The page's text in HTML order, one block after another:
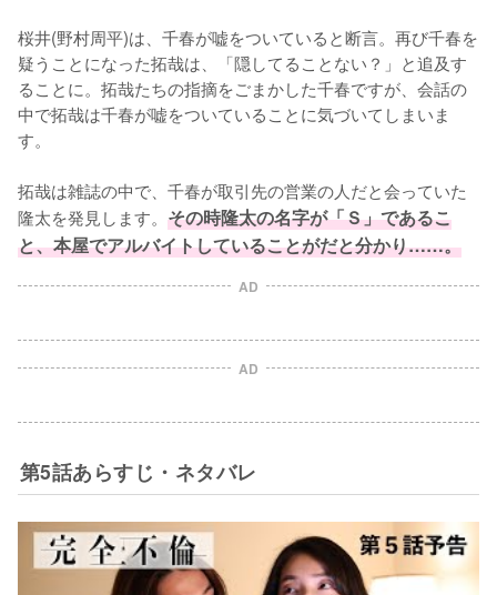
桜井(野村周平)は、千春が嘘をついていると断言。再び千春を
疑うことになった拓哉は、「隠してることない？」と追及す
ることに。拓哉たちの指摘をごまかした千春ですが、会話の
中で拓哉は千春が嘘をついていることに気づいてしまいま
す。
拓哉は雑誌の中で、千春が取引先の営業の人だと会っていた
隆太を発見します。 その時隆太の名字が「Ｓ」であるこ
と、本屋でアルバイトしていることがだと分かり……。
AD
AD
第5話あらすじ・ネタバレ